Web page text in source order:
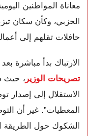
معاناة المواطنين
الحزبي، وكأن سكان
حافلات تقلهم إلى
الارتباك بدأ مباشرة
تصريحات الوزير ، حيث
الاستقلال إلى
المعطيات”. غير أن
الشكوك حول الطريقة